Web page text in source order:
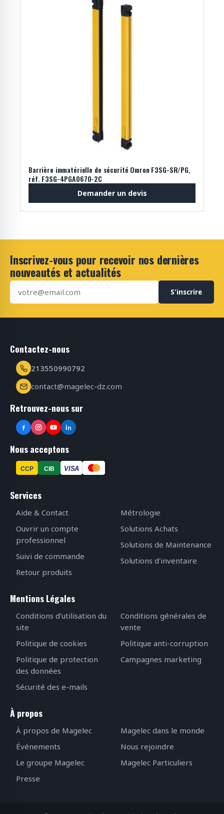
Barrière immatérielle de sécurité Omron F3SG-SR/PG,
réf. F3SG-4PGA0670-2C
Demander un devis
Inscrivez-vous pour recevoir nos dernières
nouveautés et actualités
S'inscrire
Contactez-nous
213550990792
contact@magelec-dz.com
Retrouvez-nous sur
Nous acceptons
CCP CIB VISA
Services
Aide & Contact
Ouvrir un compte
professionnel
Suivi de commande
Retour produits
Métrologie
Solutions Achats
Solutions de Maintenance
Solutions d'inventaire
Mentions Légales
Conditions d'utilisation du
site
Politique de cookies
Politique de protection
des données
Sécurité des e-mails
Conditions générales de
vente
Politique anti-corruption
Campagnes marketing
À propos
À propos de Magelec
Événements
Le groupe Magelec
Presse
Magelec dans le monde
Nous rejoindre
Magelec Particuliers